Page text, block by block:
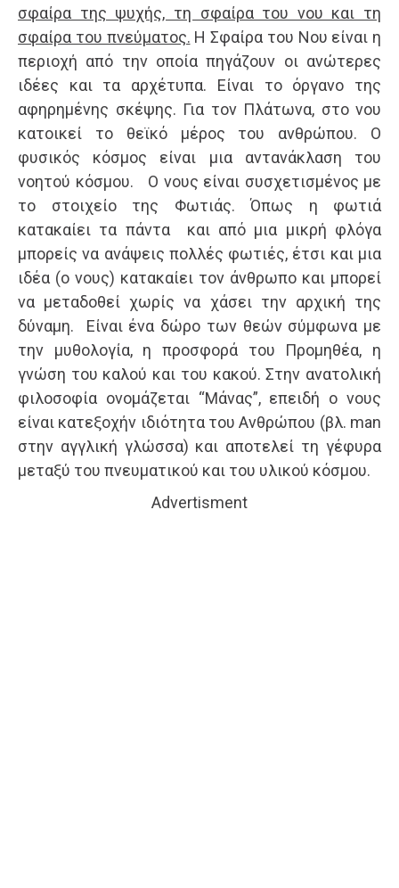
σφαίρα της ψυχής, τη σφαίρα του νου και τη
σφαίρα του πνεύματος. Η Σφαίρα του Νου είναι η
περιοχή από την οποία πηγάζουν οι ανώτερες
ιδέες και τα αρχέτυπα. Είναι το όργανο της
αφηρημένης σκέψης. Για τον Πλάτωνα, στο νου
κατοικεί το θεϊκό μέρος του ανθρώπου. Ο
φυσικός κόσμος είναι μια αντανάκλαση του
νοητού κόσμου. Ο νους είναι συσχετισμένος με
το στοιχείο της Φωτιάς. Όπως η φωτιά
κατακαίει τα πάντα και από μια μικρή φλόγα
μπορείς να ανάψεις πολλές φωτιές, έτσι και μια
ιδέα (ο νους) κατακαίει τον άνθρωπο και μπορεί
να μεταδοθεί χωρίς να χάσει την αρχική της
δύναμη. Είναι ένα δώρο των θεών σύμφωνα με
την μυθολογία, η προσφορά του Προμηθέα, η
γνώση του καλού και του κακού. Στην ανατολική
φιλοσοφία ονομάζεται “Μάνας”, επειδή ο νους
είναι κατεξοχήν ιδιότητα του Ανθρώπου (βλ. man
στην αγγλική γλώσσα) και αποτελεί τη γέφυρα
μεταξύ του πνευματικού και του υλικού κόσμου.
Advertisment